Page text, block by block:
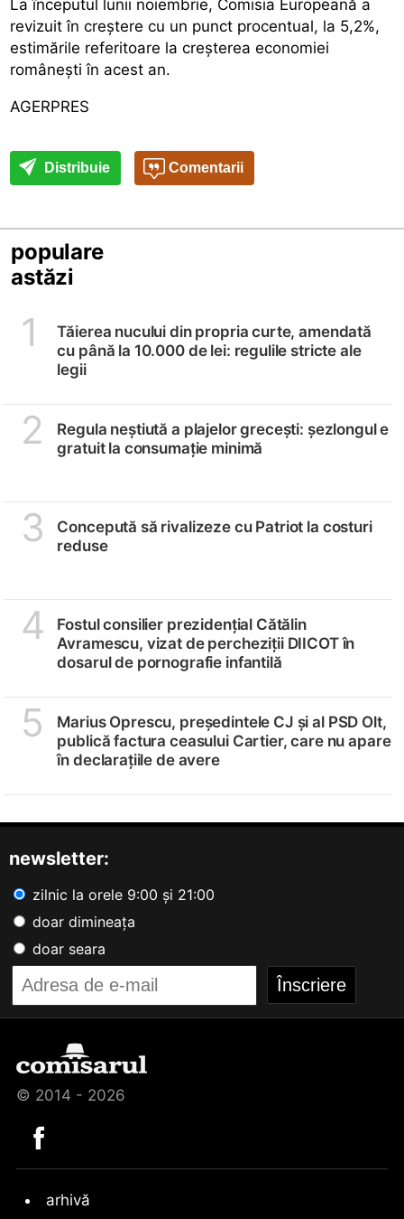
La începutul lunii noiembrie, Comisia Europeană a
revizuit în creștere cu un punct procentual, la 5,2%,
estimările referitoare la creșterea economiei
românești în acest an.
AGERPRES
Distribuie Comentarii
populare
astăzi
1
Tăierea nucului din propria curte, amendată
cu până la 10.000 de lei: regulile stricte ale
legii
2
Regula neștiută a plajelor grecești: șezlongul e
gratuit la consumație minimă
3
Concepută să rivalizeze cu Patriot la costuri
reduse
4
Fostul consilier prezidențial Cătălin
Avramescu, vizat de percheziții DIICOT în
dosarul de pornografie infantilă
5
Marius Oprescu, președintele CJ și al PSD Olt,
publică factura ceasului Cartier, care nu apare
în declarațiile de avere
newsletter:
zilnic la orele 9:00 și 21:00
doar dimineața
doar seara
© 2014 - 2026
arhivă